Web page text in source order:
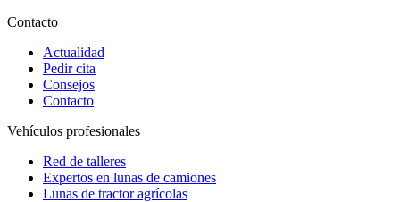
Contacto
Actualidad
Pedir cita
Consejos
Contacto
Vehículos profesionales
Red de talleres
Expertos en lunas de camiones
Lunas de tractor agrícolas